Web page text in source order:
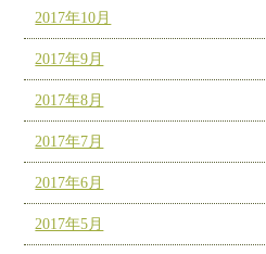
2017年10月
2017年9月
2017年8月
2017年7月
2017年6月
2017年5月